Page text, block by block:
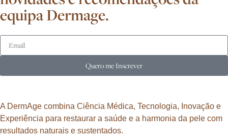
equipa Dermage.
Quero me Inscrever
A DermAge combina Ciência Médica, Tecnologia, Inovação e
Experiência para restaurar a saúde e a harmonia da pele com
resultados naturais e sustentados.